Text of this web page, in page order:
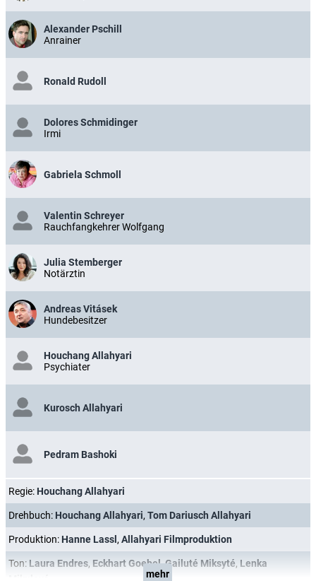
Alexander Pschill
Anrainer
Ronald Rudoll
Dolores Schmidinger
Irmi
Gabriela Schmoll
Valentin Schreyer
Rauchfangkehrer Wolfgang
Julia Stemberger
Notärztin
Andreas Vitásek
Hundebesitzer
Houchang Allahyari
Psychiater
Kurosch Allahyari
Pedram Bashoki
Regie: Houchang Allahyari
Drehbuch: Houchang Allahyari, Tom Dariusch Allahyari
Produktion: Hanne Lassl , Allahyari Filmproduktion
Ton: Laura Endres, Eckhart Goebel,Gailuté Miksyté, Lenka
mehr